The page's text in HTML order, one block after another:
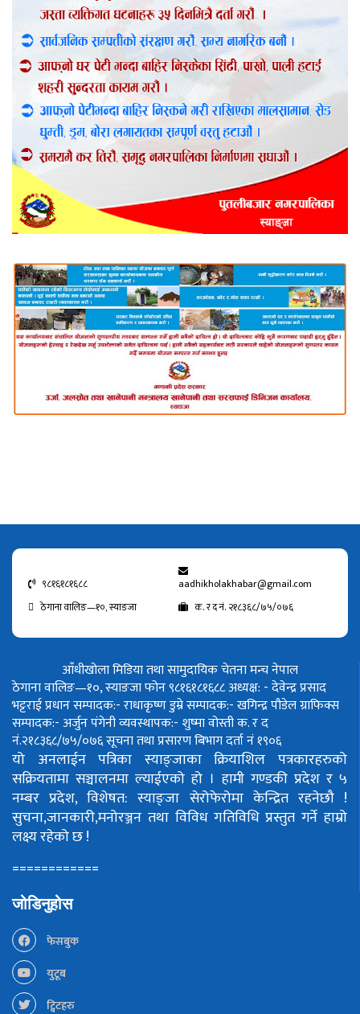
९८१६१८१६८८
aadhikholakhabar@gmail.com
ठेगाना वालिङ—१०, स्याङजा
क. र द नं. २१८३६८/७५/०७६
आँधीखोला मिडिया तथा सामुदायिक चेतना मन्च नेपाल
ठेगाना वालिङ—१०, स्याङजा फोन ९८१६१८१६८८अध्यक्ष: - देवेन्द्र प्रसाद
भट्टराईप्रधान सम्पादक:- राधाकृष्ण डुम्रेसम्पादक:- खगिन्द्र पौडेलग्राफिक्स
सम्पादक:- अर्जुन पंगेनीव्यवस्थापक:- शुष्मा वोस्तीक. र द
नं.२१८३६८/७५/०७६सूचना तथा प्रसारण बिभाग दर्ता नं १९०६
यो अनलाईन पत्रिका स्याङ्जाका क्रियाशिल पत्रकारहरुको
सक्रियतामा सञ्चालनमा ल्याईएको हो । हामी गण्डकी प्रदेश र ५
नम्बर प्रदेश, विशेषत: स्याङ्जा सेरोफेरोमा केन्द्रित रहनेछौ !
सुचना,जानकारी,मनोरञ्जन तथा विविध गतिविधि प्रस्तुत गर्ने हाम्रो
लक्ष्य रहेको छ !
============
जोडिनुहोस
फेसबुक
युटूब
ट्विटहरु